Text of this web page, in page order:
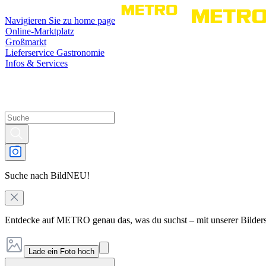
Navigieren Sie zu home page
Online-Marktplatz
Großmarkt
Lieferservice Gastronomie
Infos & Services
Suche nach BildNEU!
Entdecke auf METRO genau das, was du suchst – mit unserer
Lade ein Foto hoch